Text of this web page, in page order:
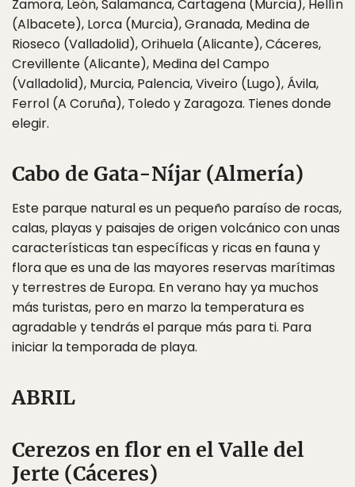
Zamora, León, Salamanca, Cartagena (Murcia), Hellín
(Albacete), Lorca (Murcia), Granada, Medina de
Rioseco (Valladolid), Orihuela (Alicante), Cáceres,
Crevillente (Alicante), Medina del Campo
(Valladolid), Murcia, Palencia, Viveiro (Lugo), Ávila,
Ferrol (A Coruña), Toledo y Zaragoza. Tienes donde
elegir.
Cabo de Gata-Níjar (Almería)
Este parque natural es un pequeño paraíso de rocas,
calas, playas y paisajes de origen volcánico con unas
características tan específicas y ricas en fauna y
flora que es una de las mayores reservas marítimas
y terrestres de Europa. En verano hay ya muchos
más turistas, pero en marzo la temperatura es
agradable y tendrás el parque más para ti. Para
iniciar la temporada de playa.
ABRIL
Cerezos en flor en el Valle del
Jerte (Cáceres)